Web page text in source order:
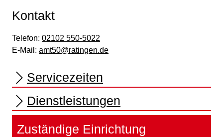
Kontakt
Telefon: 02102 550-5022
E-Mail: amt50@ratingen.de
Servicezeiten
Dienstleistungen
Zuständige Einrichtung